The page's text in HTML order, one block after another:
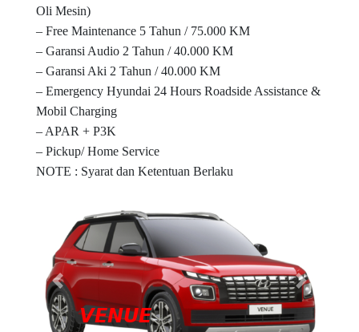
Oli Mesin)
– Free Maintenance 5 Tahun / 75.000 KM
– Garansi Audio 2 Tahun / 40.000 KM
– Garansi Aki 2 Tahun / 40.000 KM
– Emergency Hyundai 24 Hours Roadside Assistance &
Mobil Charging
– APAR + P3K
– Pickup/ Home Service
NOTE : Syarat dan Ketentuan Berlaku
𝙑𝙀𝙉𝙐𝙀
Previous Next